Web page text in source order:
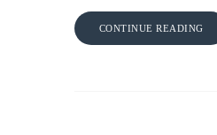
CONTINUE READING